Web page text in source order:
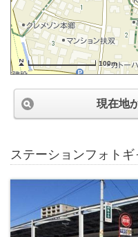
100m
現在地
ステーションフォトギ